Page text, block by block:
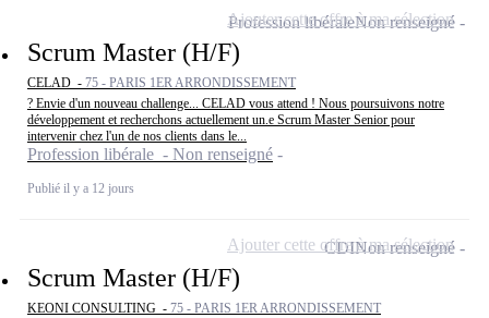
Scrum Master (H/F)
CELAD - 75 - PARIS 1ER ARRONDISSEMENT
? Envie d'un nouveau challenge... CELAD vous attend ! Nous poursuivons notre
développement et recherchons actuellement un.e Scrum Master Senior pour
intervenir chez l'un de nos clients dans le...
Profession libérale - Non renseigné
Publié il y a 12 jours
Profession libéraleNon renseigné
Ajouter cette offre à ma sélection
Scrum Master (H/F)
KEONI CONSULTING - 75 - PARIS 1ER ARRONDISSEMENT
CDINon renseigné
Ajouter cette offre à ma sélection